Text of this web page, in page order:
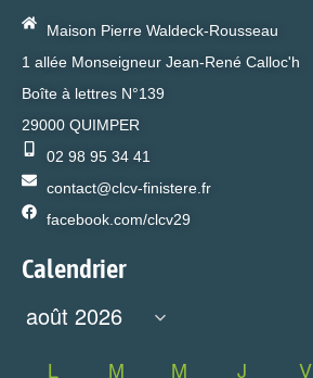
Maison Pierre Waldeck-Rousseau
1 allée Monseigneur Jean-René Calloc'h
Boîte à lettres N°139
29000 QUIMPER
02 98 95 34 41
contact@clcv-finistere.fr
facebook.com/clcv29
Calendrier
L M M J V